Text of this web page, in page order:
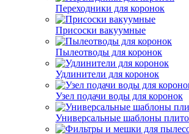
Переходники для коронок
Присоски вакуумные
Пылеотводы для коронок
Удлинители для коронок
Узел подачи воды для коронок
Универсальные шаблоны